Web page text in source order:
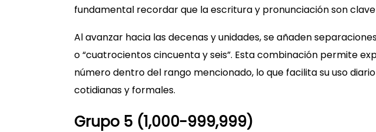
fundamental recordar que la escritura y pronunciación son
Al avanzar hacia las decenas y unidades, se añaden
o “cuatrocientos cincuenta y seis”. Esta combinación permite
número dentro del rango mencionado, lo que facilita su uso
cotidianas y formales.
Grupo 5 (1,000-999,999)